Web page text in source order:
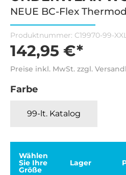
NEUE BC-Flex
Produktnummer: C19970-99-
142,95 €*
Preise inkl. MwSt. zzgl.
Farbe
99-lt. Katalog
Wählen
Sie Ihre
Größe
Lager